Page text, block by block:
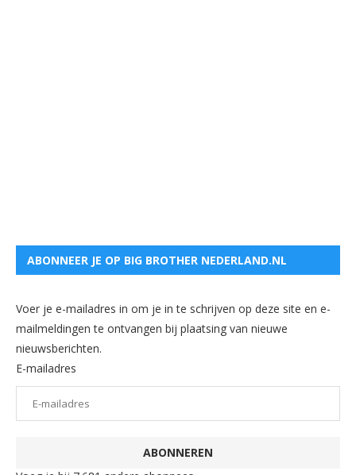
ABONNEER JE OP BIG BROTHER NEDERLAND.NL
Voer je e-mailadres in om je in te schrijven op deze site en e-
mailmeldingen te ontvangen bij plaatsing van nieuwe
nieuwsberichten.
E-mailadres
ABONNEREN